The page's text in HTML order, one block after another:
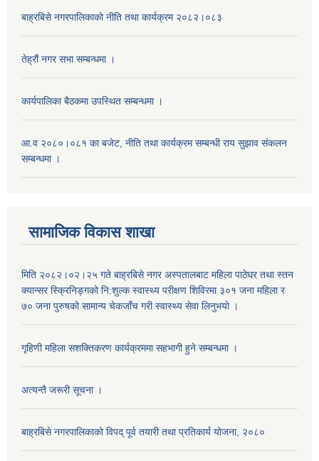
बाह्रबिसे नगरपालिकाको नीति तथा कार्यक्रम २०८२।०८३
तेह्रौं नगर सभा सम्बन्धमा ।
कार्यपालिका बैठकमा उपस्थित सम्बन्धमा ।
आ.व २०८०।०८१ का बजेट, नीति तथा कार्यक्रम सम्बन्धी राय सुझाव संकलन
सम्बन्धमा ।
सामाजिक विकास शाखा
मिति २०८२।०२।२५ गते बाह्रबिसे नगर अस्पतालबाट महिला पाठेघर तथा स्तन
क्यान्सर स्क्रिनिङ्गको नि:शुल्क स्वास्थ्य परीक्षण शिविरमा ३०१ जना महिला र
७० जना पुरुषको सामान्य चेकजाँच गरी स्वास्थ्य सेवा लिनुभयो ।
गृहिणी महिला सशक्तिकरण कार्यक्रममा सहभागी हुने सम्बन्धमा ।
अत्यन्तै जरूरी सूचना ।
बाह्रबिसे नगरपालिकाको विपद् पूर्व तयारी तथा प्रतिकार्य योजना, २०८०